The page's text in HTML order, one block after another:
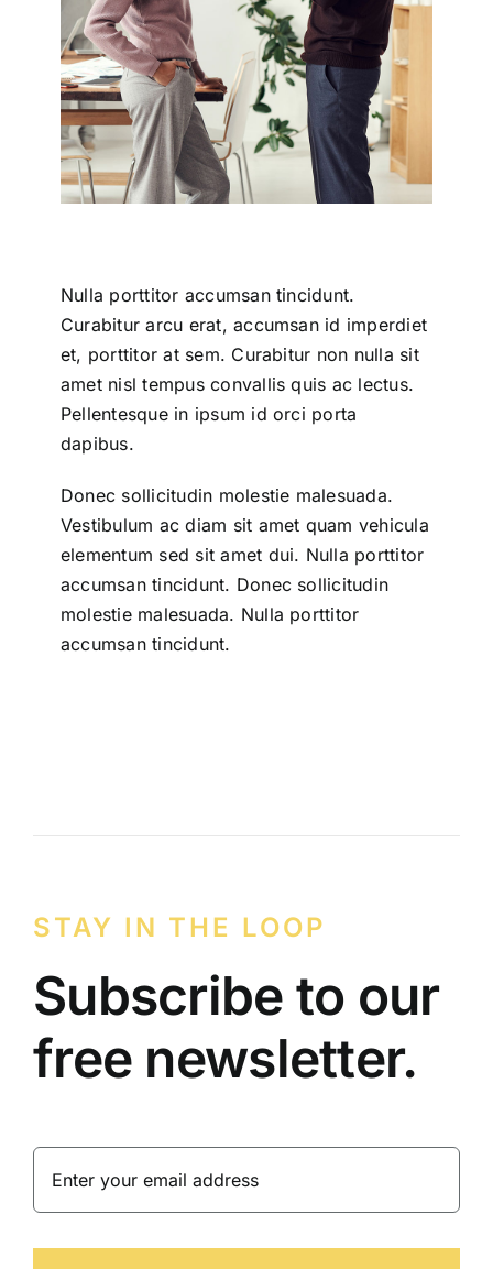
Nulla porttitor accumsan tincidunt.
Curabitur arcu erat, accumsan id imperdiet
et, porttitor at sem. Curabitur non nulla sit
amet nisl tempus convallis quis ac lectus.
Pellentesque in ipsum id orci porta
dapibus.
Donec sollicitudin molestie malesuada.
Vestibulum ac diam sit amet quam vehicula
elementum sed sit amet dui. Nulla porttitor
accumsan tincidunt. Donec sollicitudin
molestie malesuada. Nulla porttitor
accumsan tincidunt.
STAY IN THE LOOP
Subscribe to our
free newsletter.